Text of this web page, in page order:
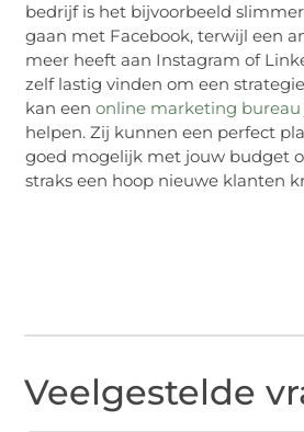
bedrijf is het bijvoorbeeld
gaan met Facebook, terwijl een
meer heeft aan Instagram of
zelf lastig vinden om een
kan eenonline marketing bureau
helpen. Zij kunnen een perfect
goed mogelijk met jouw budget
straks een hoop nieuwe klanten
Veelgestelde